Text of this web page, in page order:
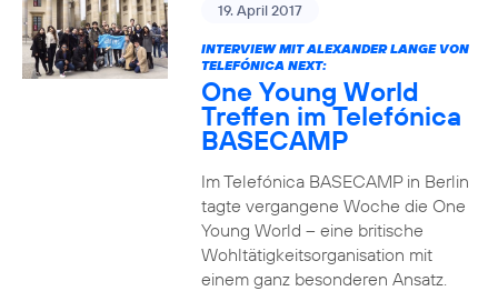
19. April 2017
INTERVIEW MIT ALEXANDER LANGE VON
TELEFÓNICA NEXT:
One Young World
Treffen im Telefónica
BASECAMP
Im Telefónica BASECAMP in Berlin
tagte vergangene Woche die One
Young World – eine britische
Wohltätigkeitsorganisation mit
einem ganz besonderen Ansatz.